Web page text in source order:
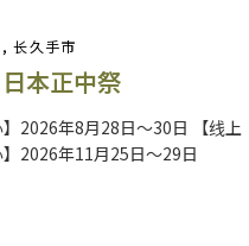
长久手市
本正中祭
】2026年8月28日～30日 【线上
2026年11月25日～29日